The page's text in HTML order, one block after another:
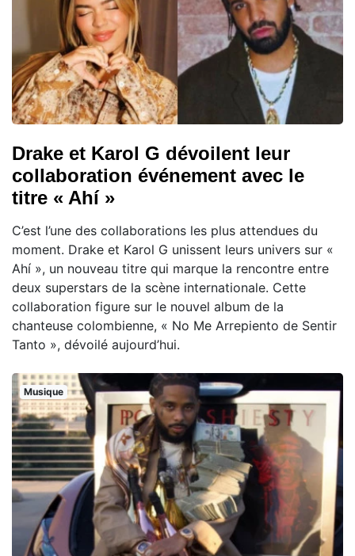
Drake et Karol G dévoilent leur
collaboration événement avec le
titre « Ahí »
C’est l’une des collaborations les plus attendues du
moment. Drake et Karol G unissent leurs univers sur «
Ahí », un nouveau titre qui marque la rencontre entre
deux superstars de la scène internationale. Cette
collaboration figure sur le nouvel album de la
chanteuse colombienne, « No Me Arrepiento de Sentir
Tanto », dévoilé aujourd’hui.
Musique